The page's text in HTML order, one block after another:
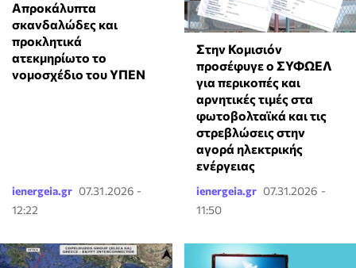
Απροκάλυπτα
σκανδαλώδες και
προκλητικά
ατεκμηρίωτο το
νομοσχέδιο του ΥΠΕΝ
ienergeia.gr 07.31.2026 -
12:22
Στην Κομισιόν
προσέφυγε ο ΣΥΦΩΕΛ
για περικοπές και
αρνητικές τιμές στα
φωτοβολταϊκά και τις
στρεβλώσεις στην
αγορά ηλεκτρικής
ενέργειας
ienergeia.gr 07.31.2026 -
11:50